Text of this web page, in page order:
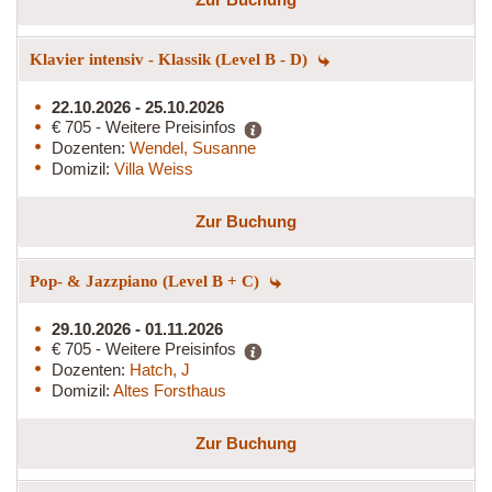
Klavier intensiv - Klassik (Level B - D)
22.10.2026 - 25.10.2026
€ 705 - Weitere Preisinfos
Dozenten: Wendel, Susanne
Domizil: Villa Weiss
Zur Buchung
Pop- & Jazzpiano (Level B + C)
29.10.2026 - 01.11.2026
€ 705 - Weitere Preisinfos
Dozenten: Hatch, J
Domizil: Altes Forsthaus
Zur Buchung